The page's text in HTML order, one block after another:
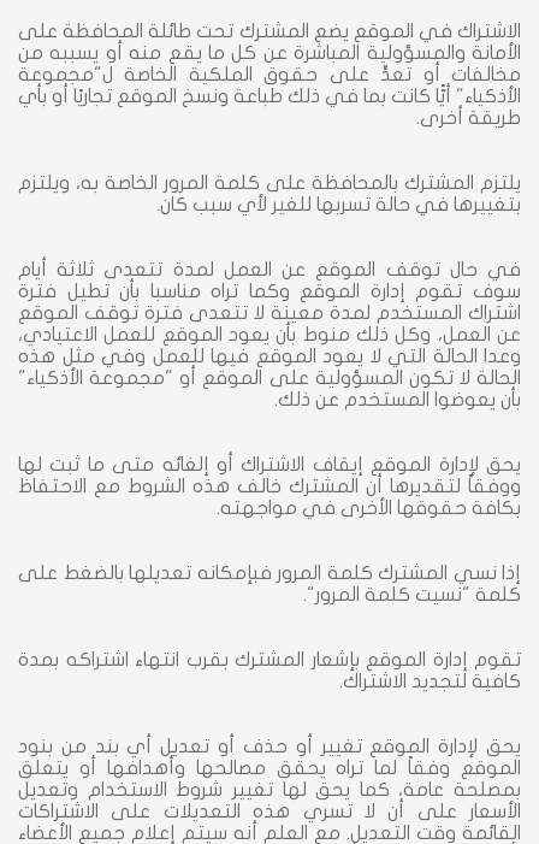
الاشتراك في الموقع يضع المشترك تحت طائلة المحافظة على
الأمانة والمسؤولية المباشرة عن كل ما يقع منه أو يسببه من
مخالفات أو تعدٍّ على حقوق الملكية الخاصة ل"مجموعة
الأذكياء" أيًّا كانت بما في ذلك طباعة ونسخ الموقع تجاريًا أو بأي
طريقة أخرى.
يلتزم المشترك بالمحافظة على كلمة المرور الخاصة به، ويلتزم
بتغييرها في حالة تسربها للغير لأي سبب كان.
في حال توقف الموقع عن العمل لمدة تتعدى ثلاثة أيام
سوف تقوم إدارة الموقع وكما تراه مناسبا بأن تطيل فترة
اشتراك المستخدم لمدة معينة لا تتعدى فترة توقف الموقع
عن العمل، وكل ذلك منوط بأن يعود الموقع للعمل الاعتيادي،
وعدا الحالة التي لا يعود الموقع فيها للعمل وفي مثل هذه
الحالة لا تكون المسؤولية على الموقع أو "مجموعة الأذكياء"
بأن يعوضوا المستخدم عن ذلك.
يحق لإدارة الموقع إيقاف الاشتراك أو إلغائه متى ما ثبت لها
ووفقاً لتقديرها أن المشترك خالف هذه الشروط مع الاحتفاظ
بكافة حقوقها الأخرى في مواجهته.
إذا نسي المشترك كلمة المرور فبإمكانه تعديلها بالضغط على
كلمة "نسيت كلمة المرور".
تقوم إدارة الموقع بإشعار المشترك بقرب انتهاء اشتراكه بمدة
كافية لتجديد الاشتراك.
يحق لإدارة الموقع تغيير أو حذف أو تعديل أي بند من بنود
الموقع وفقاً لما تراه يحقق مصالحها وأهدافها أو يتعلق
بمصلحة عامة، كما يحق لها تغيير شروط الاستخدام وتعديل
الأسعار على أن لا تسري هذه التعديلات على الاشتراكات
القائمة وقت التعديل. مع العلم أنه سيتم إعلام جميع الأعضاء